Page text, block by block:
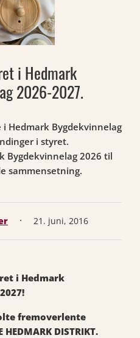
i Hedmark
2026-2027.
Hedmark Bygdekvinnelag
i styret.
Bygdekvinnelag 2026 til
sammensetning.
· 21. juni, 2016
i Hedmark
fremoverlente
HEDMARK DISTRIKT.